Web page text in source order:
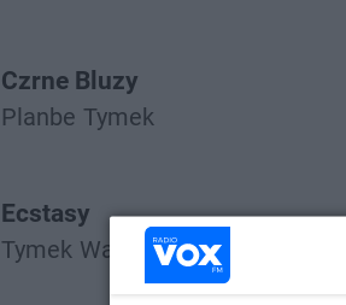
Czrne Bluzy
Planbe Tymek
Ecstasy
Tymek Wac Toja